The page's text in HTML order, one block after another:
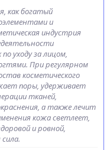
как богатый
и
индустрия
уходу за лицом,
При регулярном
косметического
поры, удерживает
тканей,
а также лечит
кожа светлеет,
и ровной,